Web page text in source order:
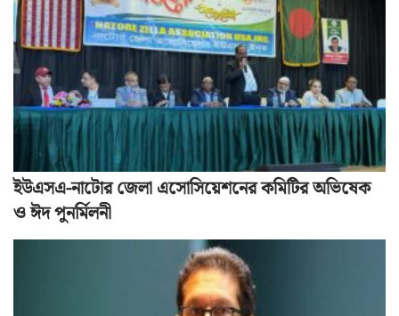
ইউএসএ-নাটোর জেলা এসোসিয়েশনের কমিটির অভিষেক
ও ঈদ পুনর্মিলনী